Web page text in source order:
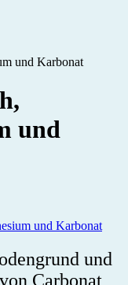
und
und Karbonat
und
Carbonat,